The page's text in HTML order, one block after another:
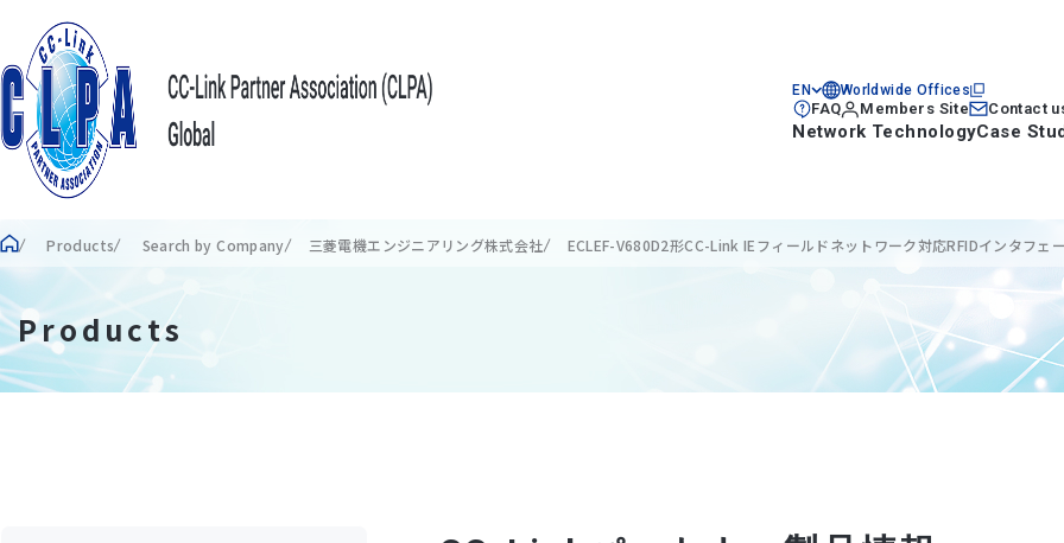
EN Worldwide Offices
FAQ Members Site Contact
Network TechnologyCase
Products Search by Company 三菱電機エンジニアリング株式会社 ECLEF-V680D2形CC-Link IEフィールドネットワーク対応RFIDインタフェ
Products